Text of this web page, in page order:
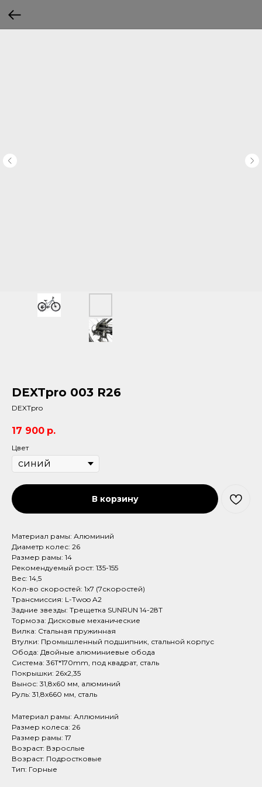
DEXTpro 003 R26
DEXTpro
17 900 р.
Цвет
В корзину
Материал рамы: Алюминий
Диаметр колес: 26
Размер рамы: 14
Рекомендуемый рост: 135-155
Вес: 14,5
Кол-во скоростей: 1x7 (7скоростей)
Трансмиссия: L-Twoo A2
Задние звезды: Трещетка SUNRUN 14-28T
Тормоза: Дисковые механические
Вилка: Стальная пружинная
Втулки: Промышленный подшипник, стальной корпус
Обода: Двойные алюминиевые обода
Система: 36T*170mm, под квадрат, сталь
Покрышки: 26x2,35
Вынос: 31,8x60 мм, алюминий
Руль: 31,8x660 мм, сталь
Материал рамы: Аллюминий
Размер колеса: 26
Размер рамы: 17
Возраст: Взрослые
Возраст: Подростковые
Тип: Горные